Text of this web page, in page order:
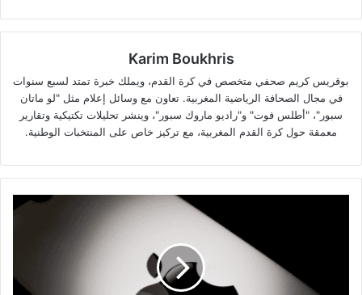
Karim Boukhris
بوقريس كريم صحفي متخصص في كرة القدم، ويملك خبرة تمتد لسبع سنوات
في مجال الصحافة الرياضية المغربية. تعاون مع وسائل إعلام مثل "لو ماتان
سبور"، "أطلس فوت" و"راديو ماروك سبور"، وينشر تحليلات تكتيكية وتقارير
معمقة حول كرة القدم المغربية، مع تركيز خاص على المنتخبات الوطنية.